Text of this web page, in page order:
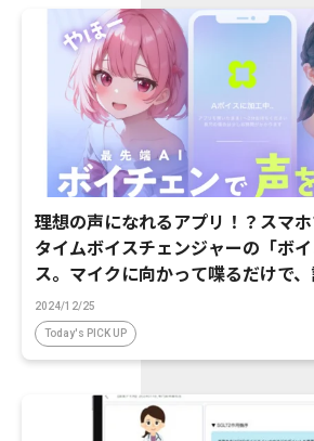
理想の声になれるアプリ！？スマ
タイムボイスチェンジャーの「ボ
ス。マイクに向かって喋るだけで
ケボ風に音声変換が可能に。
2024/12/25
Today's PICK UP